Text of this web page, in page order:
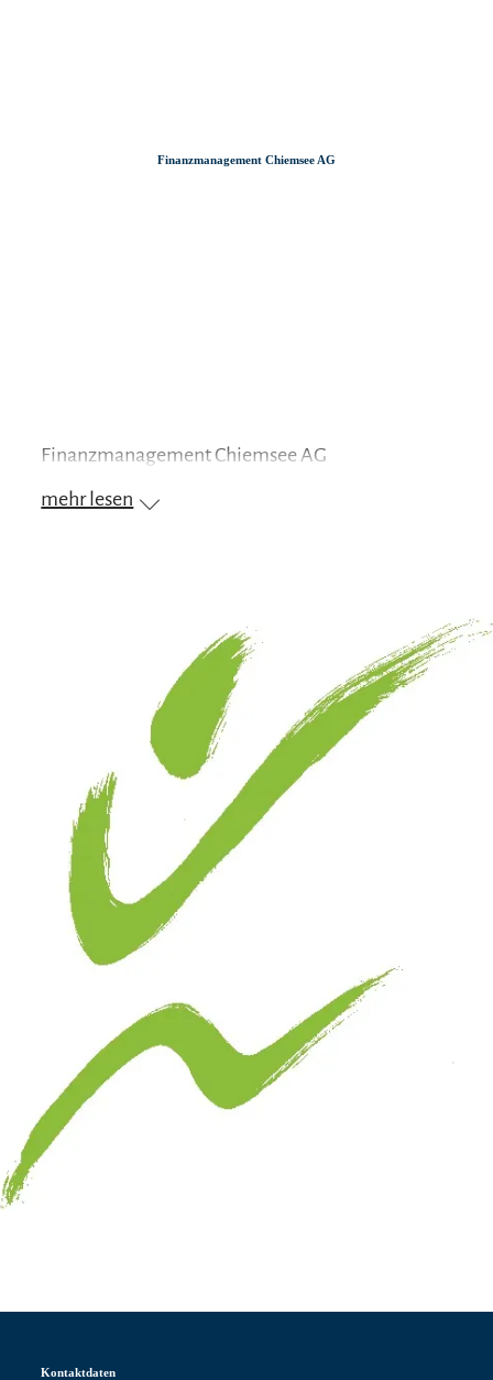
Finanzmanagement Chiemsee AG
Finanzmanagement Chiemsee AG
mehr lesen
Kontaktdaten